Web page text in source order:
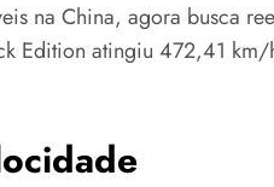
na China, agora busca
Edition atingiu 472,41